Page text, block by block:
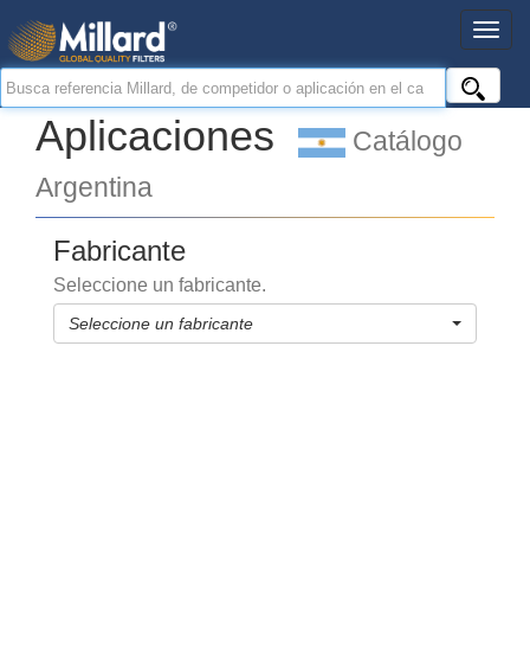
Aplicaciones
Catálogo
Argentina
Fabricante
Seleccione un fabricante.
Seleccione un fabricante